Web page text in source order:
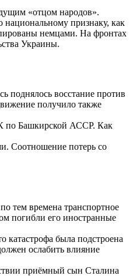
«отцом народов».
национальному признаку, как
немцами. На фронтах
Украины.
поднялось восстание против
получило также
по Башкирской АССР. Как
Соотношение потерь со
тем времена транспортное
погибли его иностранные
катастрофа была подстроена
ослабить влияние
приёмный сын Сталина